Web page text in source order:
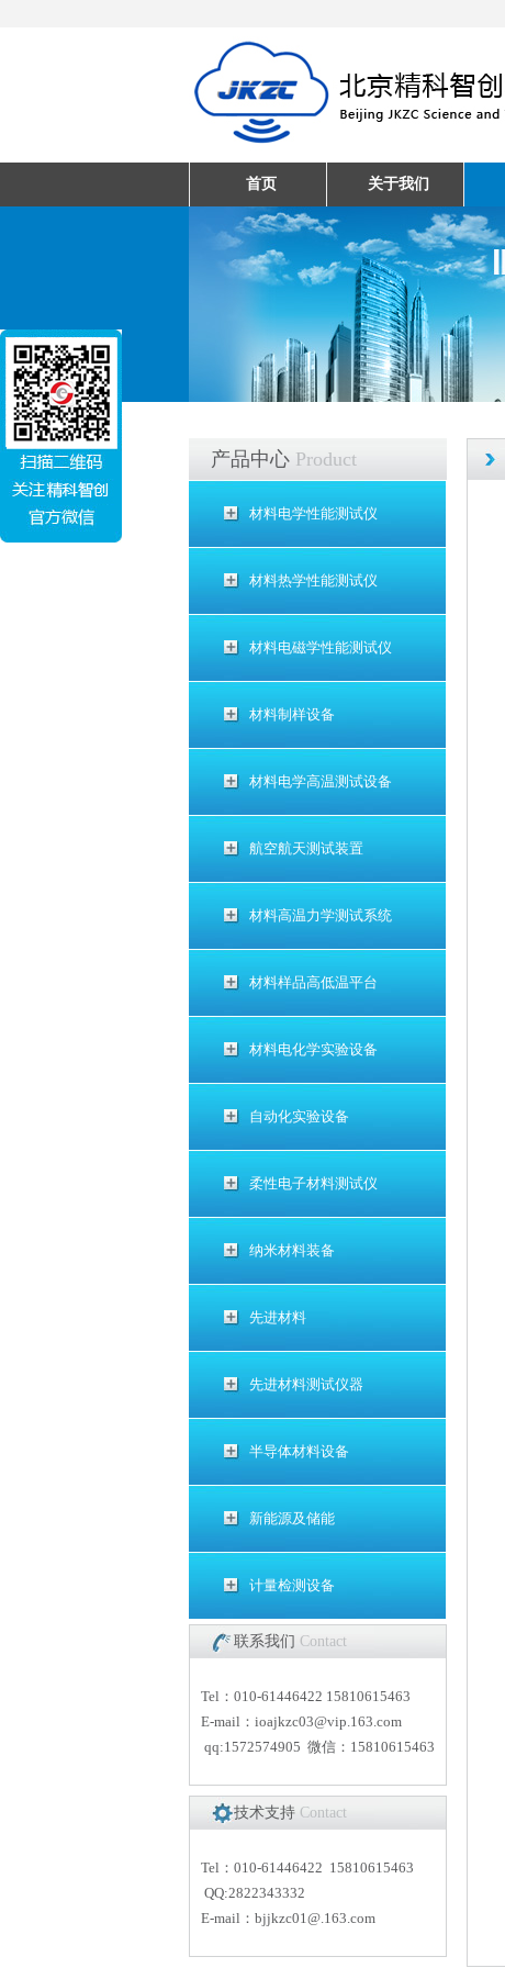
首页 关于我们
产品中心 Product
材料电学性能测试仪
材料热学性能测试仪
材料电磁学性能测试仪
材料制样设备
材料电学高温测试设备
航空航天测试装置
材料高温力学测试系统
材料样品高低温平台
材料电化学实验设备
自动化实验设备
柔性电子材料测试仪
纳米材料装备
先进材料
先进材料测试仪器
半导体材料设备
新能源及储能
计量检测设备
联系我们 Contact
Tel：010-61446422 15810615463
E-mail： ioajkzc03@vip.163.com
qq:1572574905 微信：15810615463
技术支持 Contact
Tel：010-61446422 15810615463
QQ:2822343332
E-mail： bjjkzc01@.163.com